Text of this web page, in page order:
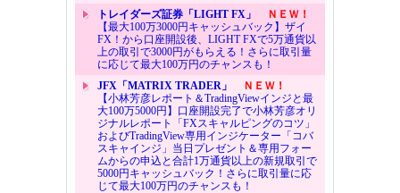
トレイダーズ証券「LIGHT FX」
ＮＥＷ！
【最大100万3000円キャッシュバック】ザイ
FX！から口座開設後、LIGHT FXで5万通貨以
上の取引で3000円がもらえる！さらに取引量
に応じて最大100万円のチャンスも！
JFX「MATRIX TRADER」
ＮＥＷ！
【小林芳彦レポート＆TradingViewインジと最
大100万5000円】口座開設完了で小林芳彦オリ
ジナルレポート「FXスキャルピングのコツ」
およびTradingView専用インジケーター「コバ
スキャインジ」当日プレゼント＆専用フォー
ムからの申込と合計1万通貨以上の新規取引で
5000円キャッシュバック！さらに取引量に応
じて最大100万円のチャンスも！